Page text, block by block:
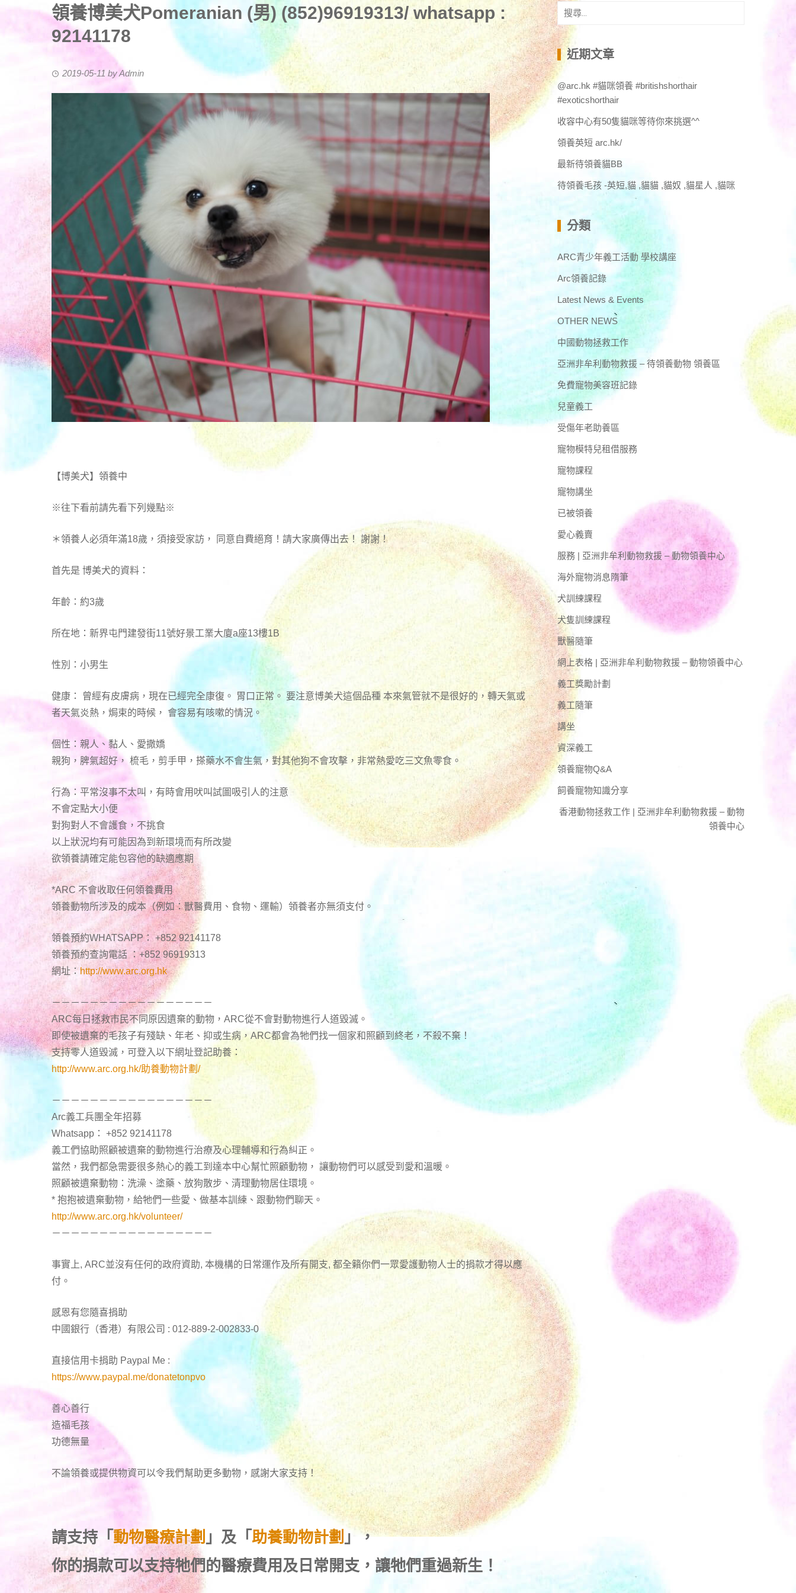
領養博美犬Pomeranian (男) (852)96919313/ whatsapp :
92141178
2019-05-11 byAdmin
【博美犬】領養中
※往下看前請先看下列幾點※
＊領養人必須年滿18歲，須接受家訪， 同意自費絕育！請大家廣傳出去！ 謝謝！
首先是 博美犬的資料：
年齡：約3歲
所在地：新界屯門建發街11號好景工業大廈a座13樓1B
性別：小男生
健康： 曾經有皮膚病，現在已經完全康復。 胃口正常。 要注意博美犬這個品種 本來氣管就不是很好的，轉天氣或
者天氣炎熱，焗束的時候， 會容易有咳嗽的情況。
個性：親人、黏人、愛撒嬌
親狗，脾氣超好， 梳毛，剪手甲，搽藥水不會生氣，對其他狗不會攻擊，非常熱愛吃三文魚零食。
行為：平常沒事不太叫，有時會用吠叫試圖吸引人的注意
不會定點大小便
對狗對人不會護食，不挑食
以上狀況均有可能因為到新環境而有所改變
欲領養請確定能包容他的缺適應期
*ARC 不會收取任何領養費用
領養動物所涉及的成本（例如：獸醫費用、食物、運輸）領養者亦無須支付。
領養預約WHATSAPP： +852 92141178
領養預約查詢電話 ：+852 96919313
網址： http://www.arc.org.hk
－－－－－－－－－－－－－－－－－
ARC每日拯救市民不同原因遺棄的動物，ARC從不會對動物進行人道毀滅。
即使被遺棄的毛孩子有殘缺、年老、抑或生病，ARC都會為牠們找一個家和照顧到終老，不殺不棄！
支持零人道毀滅，可登入以下網址登記助養：
http://www.arc.org.hk/助養動物計劃/
－－－－－－－－－－－－－－－－－
Arc義工兵團全年招募
Whatsapp： +852 92141178
義工們協助照顧被遺棄的動物進行治療及心理輔導和行為糾正。
當然，我們都急需要很多熱心的義工到達本中心幫忙照顧動物， 讓動物們可以感受到愛和溫暖。
照顧被遺棄動物：洗澡、塗藥、放狗散步、清理動物居住環境。
* 抱抱被遺棄動物，給牠們一些愛、做基本訓練、跟動物們聊天。
http://www.arc.org.hk/volunteer/
－－－－－－－－－－－－－－－－－
事實上, ARC並沒有任何的政府資助, 本機構的日常運作及所有開支, 都全籟你們一眾愛護動物人士的捐款才得以應
付。
感恩有您隨喜捐助
中國銀行（香港）有限公司 : 012-889-2-002833-0
直接信用卡捐助 Paypal Me :
https://www.paypal.me/donatetonpvo
善心善行
造福毛孩
功德無量
不論領養或提供物資可以令我們幫助更多動物，感謝大家支持！
請支持「 動物醫療計劃 」及「 助養動物計劃 」，
你的捐款可以支持牠們的醫療費用及日常開支，讓牠們重過新生！
搜
尋
關
鍵
字:
近期文章
@arc.hk #貓咪領養 #britishshorthair
#exoticshorthair
收容中心有50隻貓咪等待你來挑選^^
領養英短 arc.hk/
最新待領養貓BB
待領養毛孩 -英短,貓 ,貓貓 ,貓奴 ,貓星人 ,貓咪
分類
ARC青少年義工活動 學校講座
Arc領養記錄
Latest News & Events
OTHER NEWS
中國動物拯救工作
亞洲非牟利動物救援 – 待領養動物 領養區
免費寵物美容班記錄
兒童義工
受傷年老助養區
寵物模特兒租借服務
寵物課程
寵物講坐
已被領養
愛心義賣
服務 | 亞洲非牟利動物救援 – 動物領養中心
海外寵物消息隋筆
犬訓練課程
犬隻訓練課程
獸醫隨筆
網上表格 | 亞洲非牟利動物救援 – 動物領養中心
義工獎勵計劃
義工隨筆
講坐
資深義工
領養寵物Q&A
飼養寵物知識分享
香港動物拯救工作 | 亞洲非牟利動物救援 – 動物
領養中心